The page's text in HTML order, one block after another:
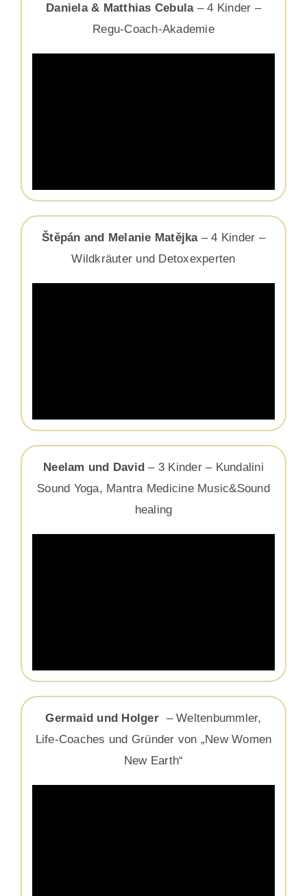
Daniela & Matthias Cebula– 4 Kinder –
Regu-Coach-Akademie
Štěpán and Melanie Matějka– 4 Kinder –
Wildkräuter und Detoxexperten
Neelam und David – 3 Kinder – Kundalini
Sound Yoga, Mantra Medicine Music&Sound
healing
Germaid und Holger – Weltenbummler,
Life-Coaches und Gründer von „New Women
New Earth“